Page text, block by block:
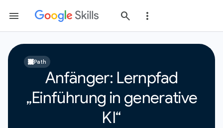
Path
Anfänger: Lernpfad
„Einführung in generative
KI“